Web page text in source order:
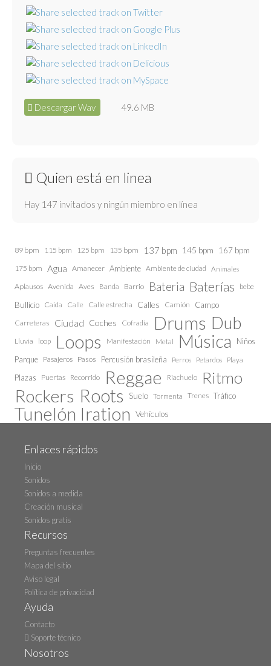
Descargar Wav 49.6 MB
Quien está en linea
Hay 147 invitados y ningún miembro en línea
89 bpm 115 bpm 125 bpm 135 bpm 137 bpm 145 bpm 167 bpm
175 bpm Agua Amanecer Ambiente Ambiente de ciudad Animales
Aplausos Avenida Aves Banda Barrio Bateria Baterías bebe
Bullicio Caida Calle Calle estrecha Calles Camión Campo
Carreteras Ciudad Coches Cofradía Drums Dub
Lluvia loop Loops Manifestación Metal Música
Niños
Parque Pasajeros Pasos Percusión brasileña Perros Petardos Playa
Plazas Puertas Recorrido Reggae Riachuelo Ritmo
Rockers Roots Suelo Tormenta Trenes Tráfico
Tunelón Iration Vehículos
Enlaces rápidos
Inicio
Sonidos
Sonidos a medida
Creación musical
Sonidos gratis
Recursos
Preguntas frecuentes
Mapa del sitio
Aviso legal
Política de privacidad
Ayuda
Contacto
Soporte técnico
Nosotros